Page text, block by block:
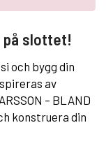
på slottet!
och bygg din
av
– BLAND
konstruera din